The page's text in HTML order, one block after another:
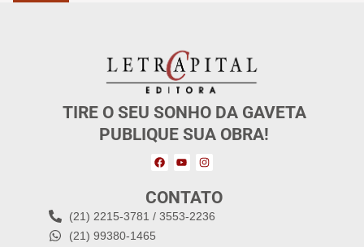
TIRE O SEU SONHO DA GAVETA
PUBLIQUE SUA OBRA!
CONTATO
(21) 2215-3781 / 3553-2236
(21) 99380-1465